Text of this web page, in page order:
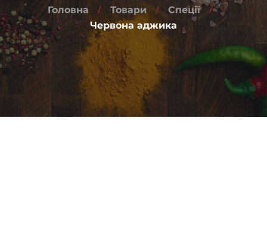
Головна Товари
Спеції
Червона аджика